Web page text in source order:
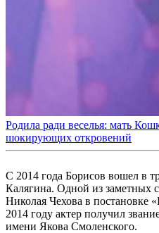
Родила ради веселья: мать
шокирующих откровений
С 2014 года Борисов вошел в
Калягина. Одной из заметных
Николая Чехова в
2014 году актер получил
имени Якова Смоленского.